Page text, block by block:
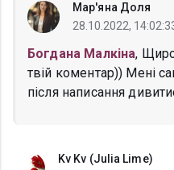
Мар'яна Доля
28.10.2022,
Богдана Малкіна,
твій коментар)) Мені
після написання
Kv Kv (Julia Lime)